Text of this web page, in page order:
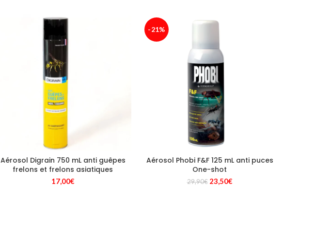
Aérosol Digrain 750 mL anti guêpes
frelons et frelons asiatiques
17,00€
-21%
Aérosol Phobi F&F 125 mL anti puces
One-shot
29,90€ Le
23,50€Le